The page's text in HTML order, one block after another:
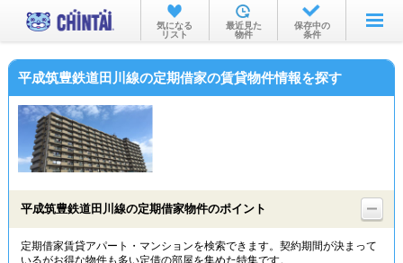
お部屋を探す
沿線・駅から
物件特集から
気になる
リスト
最近見た
物件
保存中の
条件
平成筑豊鉄道田川線の定期借家の賃貸物件情報を探す
平成筑豊鉄道田川線の定期借家物件のポイント
定期借家賃貸アパート・マンションを検索できます。契約期間が決まって
いるがお得な物件も多い定借の部屋を集めた特集です。